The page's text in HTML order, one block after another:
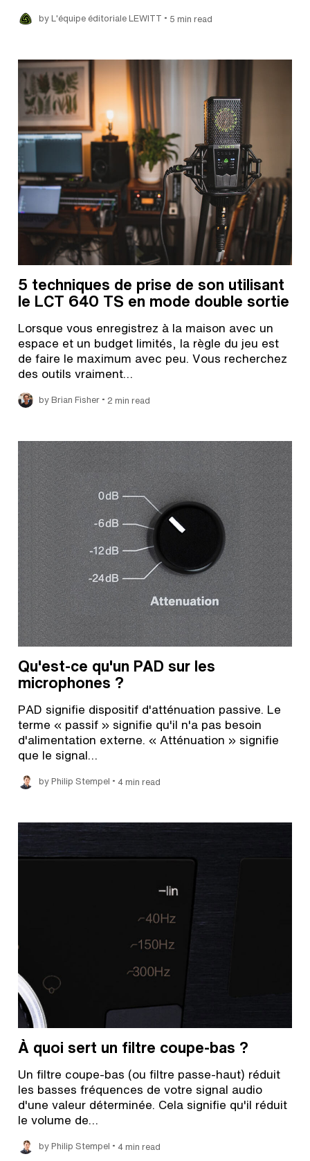
by L'équipe éditoriale LEWITT • 5 min read
5 techniques de prise de son utilisant
le LCT 640 TS en mode double sortie
Lorsque vous enregistrez à la maison avec un
espace et un budget limités, la règle du jeu est
de faire le maximum avec peu. Vous recherchez
des outils vraiment…
by Brian Fisher • 2 min read
Qu'est-ce qu'un PAD sur les
microphones ?
PAD signifie dispositif d'atténuation passive. Le
terme « passif » signifie qu'il n'a pas besoin
d'alimentation externe. « Atténuation » signifie
que le signal…
by Philip Stempel • 4 min read
À quoi sert un filtre coupe-bas ?
Un filtre coupe-bas (ou filtre passe-haut) réduit
les basses fréquences de votre signal audio
d'une valeur déterminée. Cela signifie qu'il réduit
le volume de…
by Philip Stempel • 4 min read